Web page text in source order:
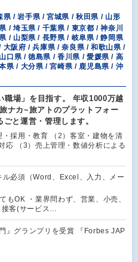
県 / 岩手県 / 宮城県 / 秋田県 / 山形
/ 埼玉県 / 千葉県 / 東京都 / 神奈川
/ 山梨県 / 長野県 / 岐阜県 / 静岡県
阪府 / 兵庫県 / 奈良県 / 和歌山県 /
口県 / 徳島県 / 香川県 / 愛媛県 / 高
県 / 大分県 / 宮崎県 / 鹿児島県 / 沖
職場」を目指す。 年収1000万越
ナカ~旅アトのプラットフォー
と運営・管理します。
・採用・教育 （2）客室・建物を清
応 （3）売上管理・数値分析による
必須（Word、Excel、入力、メー
もOK ・業界問わず、営業、小売、
客(サービス…
』グランプリを受賞 『Forbes JAP